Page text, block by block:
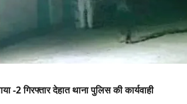
-2 गिरफ्तार देहात थाना पुलिस की कार्यवाही